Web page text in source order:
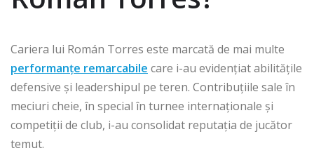
Cariera lui Román Torres este marcată de mai multe
performanțe remarcabile care i-au evidențiat abilitățile
defensive și leadershipul pe teren. Contribuțiile sale în
meciuri cheie, în special în turnee internaționale și
competiții de club, i-au consolidat reputația de jucător
temut.